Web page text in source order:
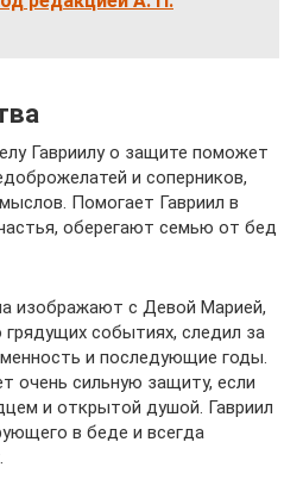
Гавриилу о защите поможет
и соперников,
Помогает Гавриил в
оберегают семью от бед
изображают с Девой Марией,
событиях, следил за
и последующие годы.
очень сильную защиту, если
и открытой душой. Гавриил
в беде и всегда